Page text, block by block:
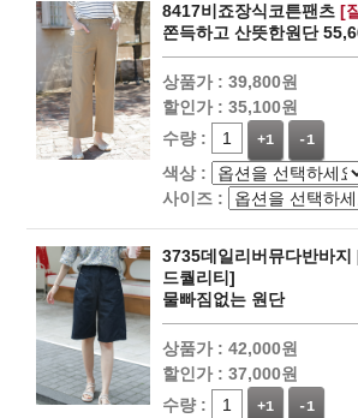
8417비죠장식코튼팬츠 [
쫀득하고 산뜻한원단
상품가 : 39,800원
할인가 : 35,100원
수량 :
+1 -1
색상 :
사이즈 :
3735데일리버뮤다반바지
드퀄리티]
물빠짐없는 원단
상품가 : 42,000원
할인가 : 37,000원
수량 :
+1 -1